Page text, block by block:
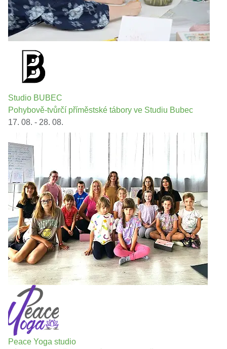
Studio BUBEC
Pohybově-tvůrčí příměstské tábory ve Studiu Bubec
17. 08. - 28. 08.
Peace Yoga studio